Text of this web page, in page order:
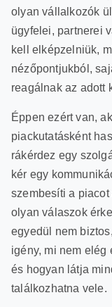
olyan vállalkozók
ügyfelei, partnerei
kell elképzelniük,
nézőpontjukból,
reagálnak az adott
Éppen ezért van,
piackutatásként
rákérdez egy
kér egy
szembesíti a
olyan válaszok
egyedül nem
igény, mi nem elég
és hogyan látja
találkozhatna vele.